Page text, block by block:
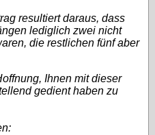
resultiert daraus, dass
lediglich zwei nicht
die restlichen fünf aber
Ihnen mit dieser
gedient haben zu